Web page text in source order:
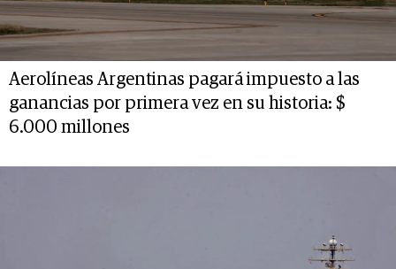
Aerolíneas Argentinas pagará impuesto a las
ganancias por primera vez en su historia: $
6.000 millones